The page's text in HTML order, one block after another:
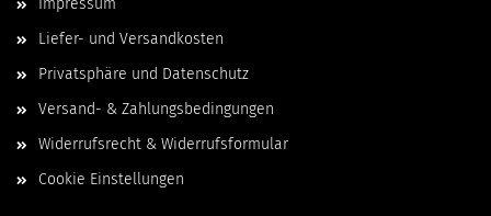
Impressum
Liefer- und Versandkosten
Privatsphäre und Datenschutz
Versand- & Zahlungsbedingungen
Widerrufsrecht & Widerrufsformular
Cookie Einstellungen